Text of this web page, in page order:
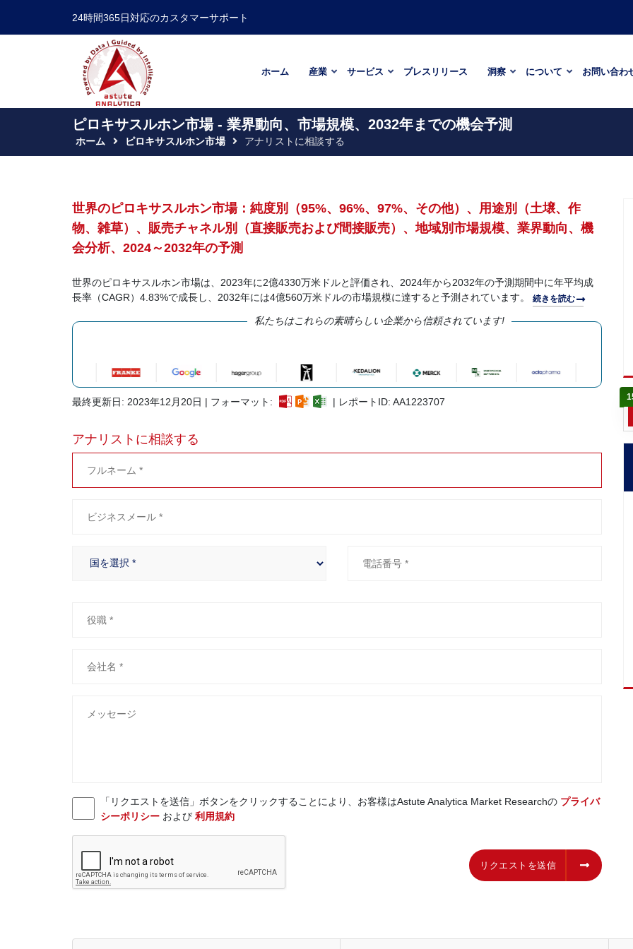
24時間365日対応のカスタマーサポート
ホーム 産業 サービス プレスリリース 洞察 について お問い合わ
ピロキサスルホン市場 - 業界動向、市場規模、2032年までの機会予測
ホーム ピロキサスルホン市場 アナリストに相談する
世界のピロキサスルホン市場：純度別（95%、96%、97%、その他）、用途別（土壌、作
物、雑草）、販売チャネル別（直接販売および間接販売）、地域別市場規模、業界動向、機
会分析、2024～2032年の予測
世界のピロキサスルホン市場は、2023年に2億4330万米ドルと評価され、2024年から2032年の予測期間中に年平均成
長率（CAGR）4.83%で成長し、2032年には4億560万米ドルの市場規模に達すると予測されています。 続きを読む
私たちはこれらの素晴らしい企業から信頼されています!
最終更新日: 2023年12月20日 | フォーマット: | レポートID: AA1223707
アナリストに相談する
「リクエストを送信」ボタンをクリックすることにより、お客様はAstute Analytica Market Researchの プライバ
シーポリシーおよび 利用規約
リクエストを送信